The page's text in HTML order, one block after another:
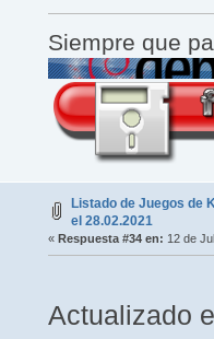
Siempre que
Listado de Juegos de
el 28.02.2021
« Respuesta #34 en: 12 de
Actualizado